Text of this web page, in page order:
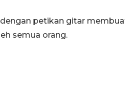
dengan petikan gitar
semua orang.